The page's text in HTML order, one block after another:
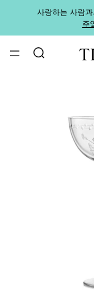
사랑하는 사람
주